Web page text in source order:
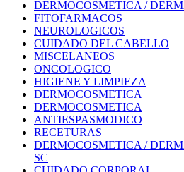
DERMOCOSMETICA /
FITOFARMACOS
NEUROLOGICOS
CUIDADO DEL CABELLO
MISCELANEOS
ONCOLOGICO
HIGIENE Y LIMPIEZA
DERMOCOSMETICA
DERMOCOSMETICA
ANTIESPASMODICO
RECETURAS
DERMOCOSMETICA /
SC